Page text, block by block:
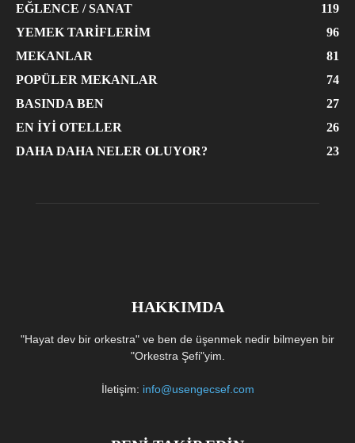
EĞLENCE / SANAT
119
YEMEK TARIFLERIM
96
MEKANLAR
81
POPÜLER MEKANLAR
74
BASINDA BEN
27
EN İYI OTELLER
26
DAHA DAHA NELER OLUYOR?
23
HAKKIMDA
"Hayat dev bir orkestra" ve ben de üşenmek nedir bilmeyen bir
"Orkestra Şefi"yim.
İletişim: info@usengecsef.com